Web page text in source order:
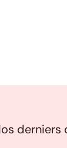
derniers